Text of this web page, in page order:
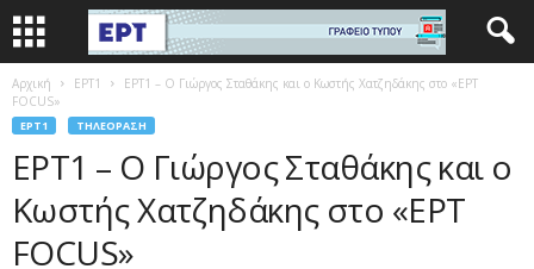
Αρχική EΡΤ1
ΕΡΤ1 – Ο Γιώργος Σταθάκης και ο Κωστής Χατζηδάκης στο «ΕΡΤ
FOCUS»
EΡΤ1 ΤΗΛΕΌΡΑΣΗ
ΕΡΤ1 – Ο Γιώργος Σταθάκης και ο
Κωστής Χατζηδάκης στο «ΕΡΤ
FOCUS»